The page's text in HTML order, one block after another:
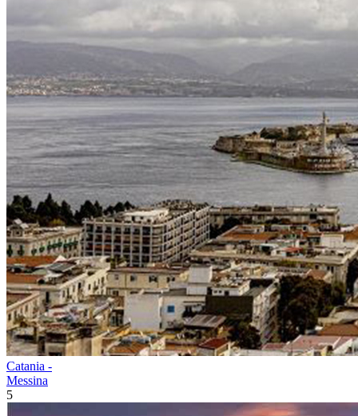
Catania -
Messina
5